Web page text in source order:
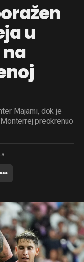
u
Majami, dok je
preokrenuo